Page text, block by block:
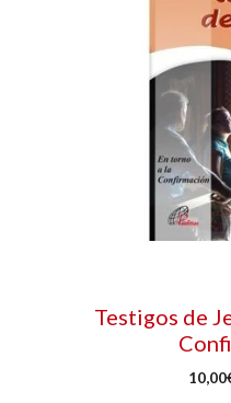
Testigos de
10,00